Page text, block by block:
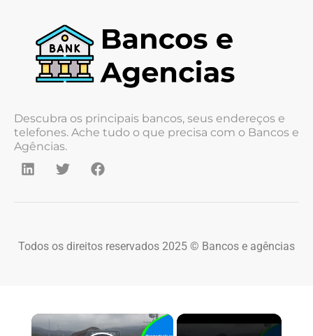
Descubra os principais bancos, seus endereços e
telefones. Ache tudo o que precisa com o Bancos e
Agências.
Todos os direitos reservados 2025 © Bancos e agências
×